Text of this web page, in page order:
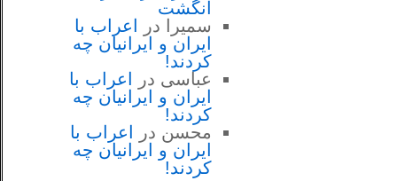
انگشت
سمیرا
در
اعراب با
ايران و ايرانيان چه
كردند!
عباسی در
اعراب با
ايران و ايرانيان چه
كردند!
محسن در
اعراب با
ايران و ايرانيان چه
كردند!